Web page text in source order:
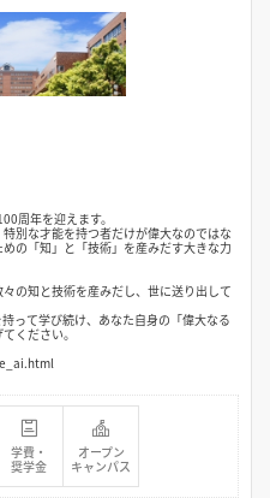
周年を迎えます。
別な才能を持つ者だけが偉大なのではな
の「知」と「技術」を産みだす大きな力
の知と技術を産みだし、世に送り出して
って学び続け、あなた自身の「偉大なる
ください。
学費・
奨学金
オープン
キャンパス